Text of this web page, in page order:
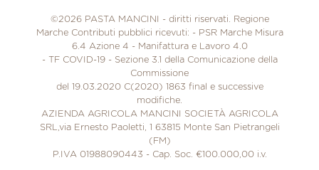
©2026 PASTA MANCINI - diritti riservati. Regione
Marche Contributi pubblici ricevuti: - PSR Marche Misura
6.4 Azione 4 - Manifattura e Lavoro 4.0
- TF COVID-19 - Sezione 3.1 della Comunicazione della
Commissione
del 19.03.2020 C(2020) 1863 final e successive
modifiche.
AZIENDA AGRICOLA MANCINI SOCIETÀ AGRICOLA
SRL,via Ernesto Paoletti, 1 63815 Monte San Pietrangeli
(FM)
P.IVA 01988090443 - Cap. Soc. €100.000,00 i.v.